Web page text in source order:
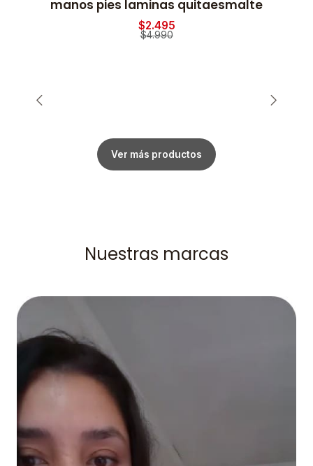
manos pies laminas quitaesmalte
$2.495
$4.990
Ver más productos
Nuestras marcas